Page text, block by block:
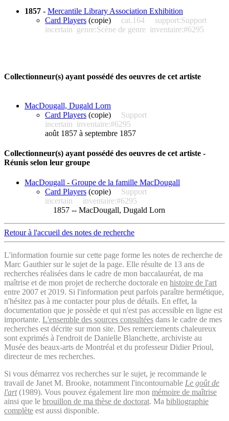
1857 - Mercantile Library Association Exhibition
Card Players (copie) cat.164
support:Support
incertain genre:Scène de genre inventaire:#6295
Collectionneur(s) ayant possédé des oeuvres de cet artiste
MacDougall, Dugald Lorn
Card Players (copie) Support
incertain inventaire:#6295
août 1857 à septembre 1857
Collectionneur(s) ayant possédé des oeuvres de cet artiste -
Réunis selon leur groupe
MacDougall - Groupe de la famille MacDougall
Card Players (copie) Support
incertain
inventaire:#6295
1857 -- MacDougall, Dugald Lorn
Retour à l'accueil des notes de recherche
L'information fournie sur cette page forme les notes de recherche de
Marc Gauthier sur le sujet de la page. Elle résulte de 13 ans de
recherches réalisées dans le cadre de mon baccalauréat, de ma
maîtrise et de mon projet de recherche doctorale en histoire de l'art
entre 2007 et 2019. Si l'information peut parfois paraître hermétique,
n'hésitez pas à me contacter pour plus de détails. En effet, la
documentation que je possède et qui n'est pas accessible en ligne est
importante. L'ensemble des sources consultées dans le cadre de mes
recherches est décrite sur mon site. Des remerciements chaleureux
sont exprimés à l'endroit de Danielle Blanchette, archiviste au
Musée des beaux-arts de Montréal et du professeur Didier Prioul,
directeur de mes recherches.
Si vous démarrez vos recherches sur le sujet, je recommande le
travail de Janet M. Brooke, notamment l'incontournable Le goût de
l'art(1989). Vous pouvez également lire mon mémoire de maîtrise
ainsi que le brouillon de ma thèse de doctorat. Ma bibliographie
complète est aussi disponible.